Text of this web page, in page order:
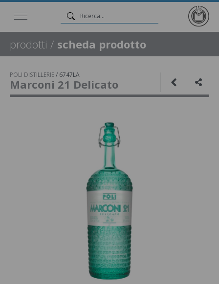
prodotti / scheda prodotto
POLI DISTILLERIE/ 6747LA
Marconi 21 Delicato